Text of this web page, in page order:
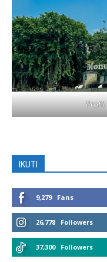
Profil
IKUTI
9,279 Fans
26,778 Followers
37,300 Followers